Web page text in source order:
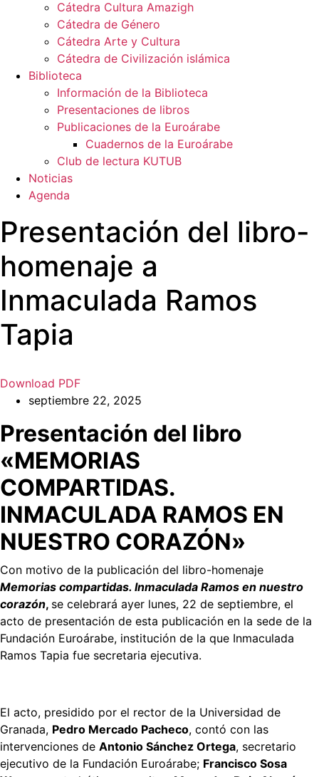
Cátedra Cultura Amazigh
Cátedra de Género
Cátedra Arte y Cultura
Cátedra de Civilización islámica
Biblioteca
Información de la Biblioteca
Presentaciones de libros
Publicaciones de la Euroárabe
Cuadernos de la Euroárabe
Club de lectura KUTUB
Noticias
Agenda
Presentación del libro-
homenaje a
Inmaculada Ramos
Tapia
Download PDF
septiembre 22, 2025
Presentación del libro
«MEMORIAS
COMPARTIDAS.
INMACULADA RAMOS EN
NUESTRO CORAZÓN»
Con motivo de la publicación del libro-homenaje
Memorias compartidas. Inmaculada Ramos en nuestro
corazón, se celebrará ayer lunes, 22 de septiembre, el
acto de presentación de esta publicación en la sede de la
Fundación Euroárabe, institución de la que Inmaculada
Ramos Tapia fue secretaria ejecutiva.
El acto, presidido por el rector de la Universidad de
Granada, Pedro Mercado Pacheco, contó con las
intervenciones de Antonio Sánchez Ortega, secretario
ejecutivo de la Fundación Euroárabe; Francisco Sosa